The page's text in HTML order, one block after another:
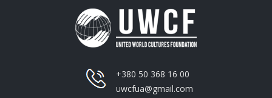
+380 50 368 16 00
uwcfua@gmail.com